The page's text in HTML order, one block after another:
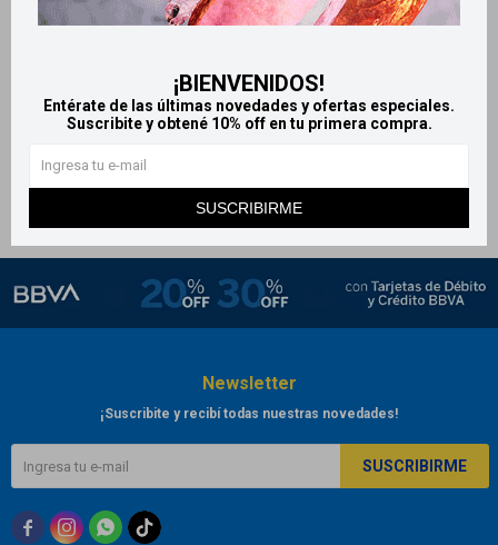
¡BIENVENIDOS!
Entérate de las últimas novedades y ofertas especiales.
Suscribite y obtené 10% off en tu primera compra.
SUSCRIBIRME
MAÑANA
Dermur crema anti estrías
150 ml
$ 1.534
Newsletter
¡Suscribite y recibí todas nuestras novedades!
SUSCRIBIRME
  